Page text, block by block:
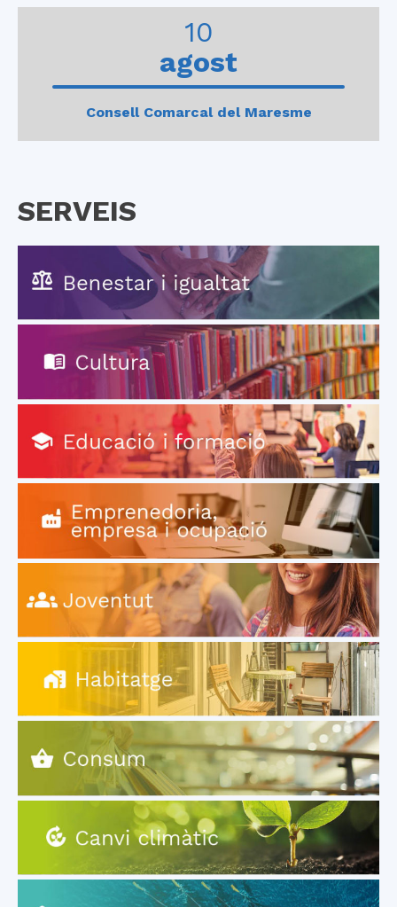
10
agost
Consell Comarcal del Maresme
SERVEIS